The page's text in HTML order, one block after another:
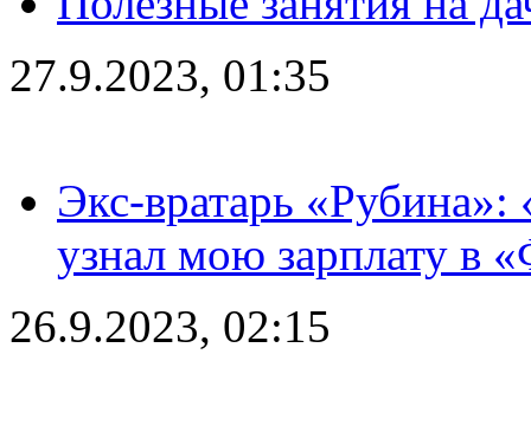
27.9.2023, 01:35
Экс-вратарь «Рубина»:
узнал мою зарплату в
26.9.2023, 02:15